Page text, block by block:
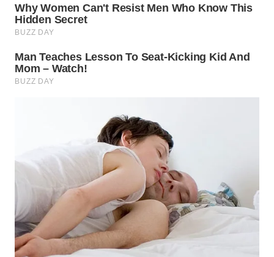
INDRAMAYU
WN
KUNINGAN
WN
WN
SUKABUMI
WN
PURWAKARTA